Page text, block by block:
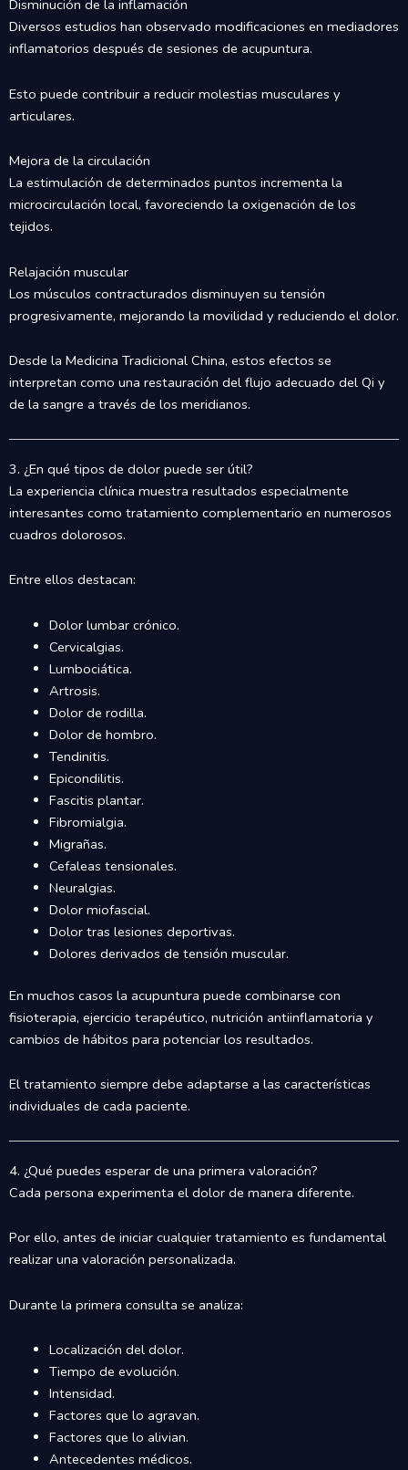
Disminución de la inflamación
Diversos estudios han observado modificaciones en mediadores
inflamatorios después de sesiones de acupuntura.
Esto puede contribuir a reducir molestias musculares y
articulares.
Mejora de la circulación
La estimulación de determinados puntos incrementa la
microcirculación local, favoreciendo la oxigenación de los
tejidos.
Relajación muscular
Los músculos contracturados disminuyen su tensión
progresivamente, mejorando la movilidad y reduciendo el dolor.
Desde la Medicina Tradicional China, estos efectos se
interpretan como una restauración del flujo adecuado del Qi y
de la sangre a través de los meridianos.
3. ¿En qué tipos de dolor puede ser útil?
La experiencia clínica muestra resultados especialmente
interesantes como tratamiento complementario en numerosos
cuadros dolorosos.
Entre ellos destacan:
Dolor lumbar crónico.
Cervicalgias.
Lumbociática.
Artrosis.
Dolor de rodilla.
Dolor de hombro.
Tendinitis.
Epicondilitis.
Fascitis plantar.
Fibromialgia.
Migrañas.
Cefaleas tensionales.
Neuralgias.
Dolor miofascial.
Dolor tras lesiones deportivas.
Dolores derivados de tensión muscular.
En muchos casos la acupuntura puede combinarse con
fisioterapia, ejercicio terapéutico, nutrición antiinflamatoria y
cambios de hábitos para potenciar los resultados.
El tratamiento siempre debe adaptarse a las características
individuales de cada paciente.
4. ¿Qué puedes esperar de una primera valoración?
Cada persona experimenta el dolor de manera diferente.
Por ello, antes de iniciar cualquier tratamiento es fundamental
realizar una valoración personalizada.
Durante la primera consulta se analiza:
Localización del dolor.
Tiempo de evolución.
Intensidad.
Factores que lo agravan.
Factores que lo alivian.
Antecedentes médicos.